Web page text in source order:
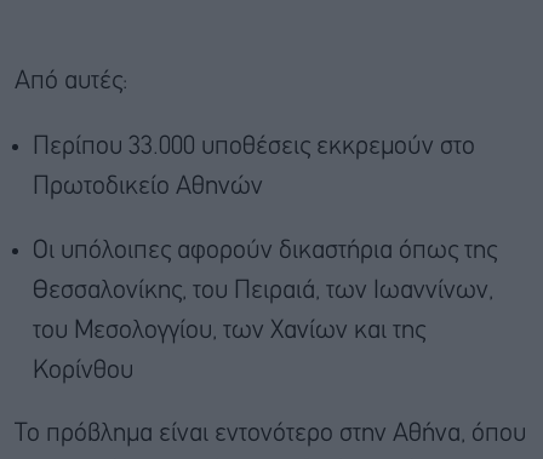
Από αυτές:
Περίπου 33.000 υποθέσεις εκκρεμούν στο
Πρωτοδικείο Αθηνών
Οι υπόλοιπες αφορούν δικαστήρια όπως της
Θεσσαλονίκης, του Πειραιά, των Ιωαννίνων,
του Μεσολογγίου, των Χανίων και της
Κορίνθου
Το πρόβλημα είναι εντονότερο στην Αθήνα, όπου